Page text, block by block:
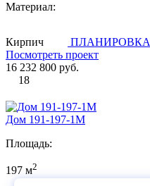
Материал:
Кирпич
ПЛАНИРОВКА
Посмотреть проект
16 232 800 руб.
18
Дом 191-197-1М
Площадь:
197 м2